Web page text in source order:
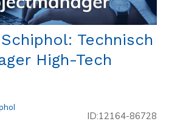
Technisch
High-Tech
ID:12164-86728